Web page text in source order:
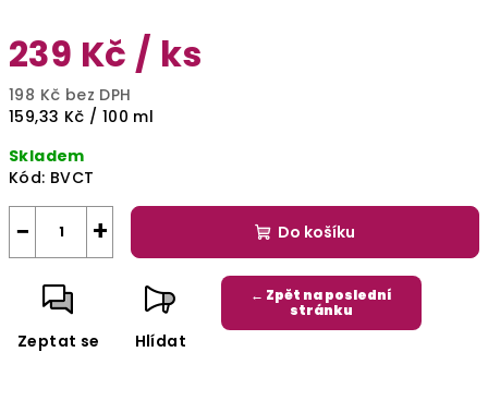
239 Kč / ks
198 Kč bez DPH
Měrná
159,33 Kč / 100 ml
Skladem
Kód: BVCT
+
− Do košíku
Zeptat se Hlídat
← Zpět na poslední
stránku